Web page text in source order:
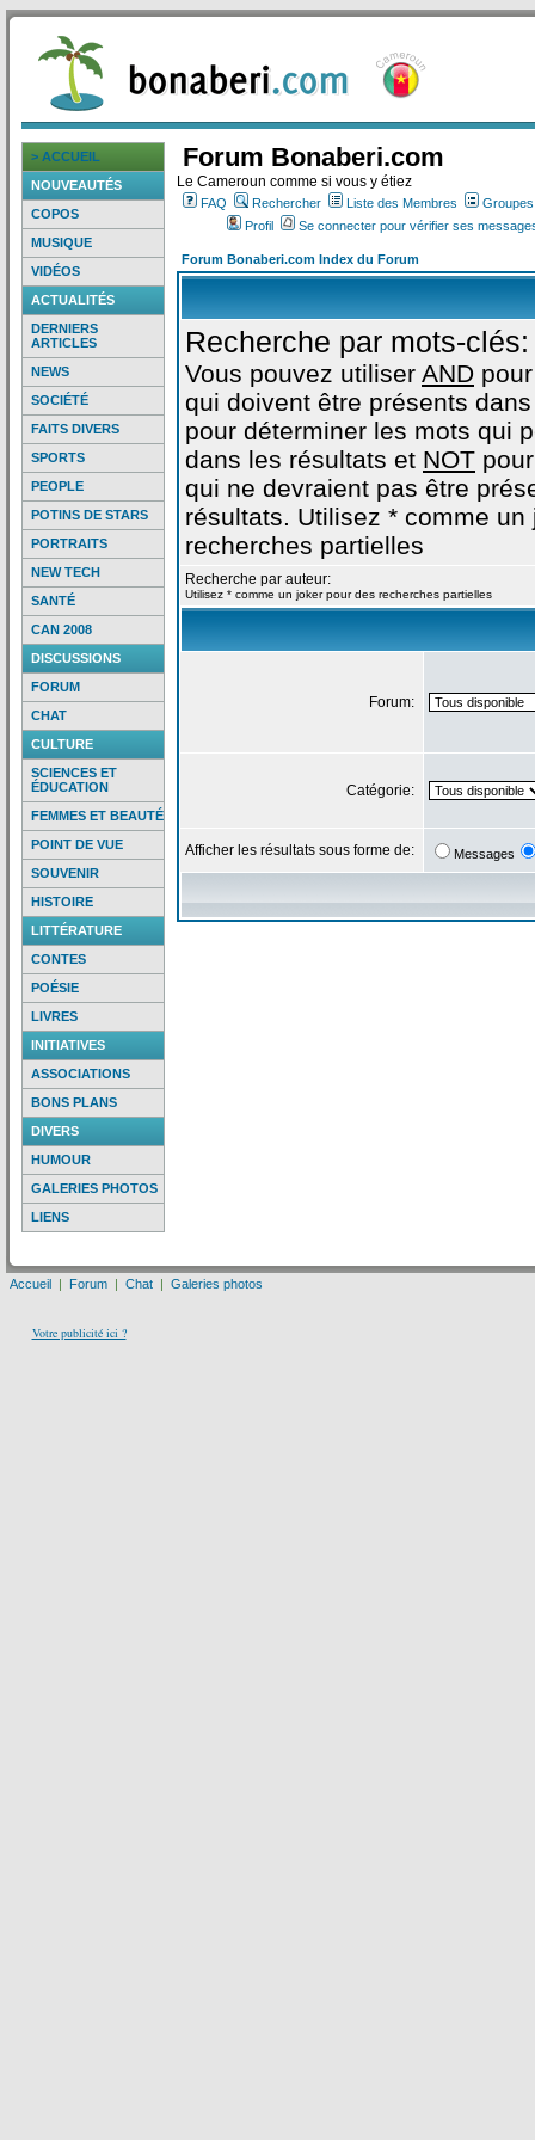
> ACCUEIL
NOUVEAUTÉS
COPOS
MUSIQUE
VIDÉOS
ACTUALITÉS
DERNIERS
ARTICLES
NEWS
SOCIÉTÉ
FAITS DIVERS
SPORTS
PEOPLE
POTINS DE STARS
PORTRAITS
NEW TECH
SANTÉ
CAN 2008
DISCUSSIONS
FORUM
CHAT
CULTURE
SCIENCES ET
ÉDUCATION
FEMMES ET BEAUTÉ
POINT DE VUE
SOUVENIR
HISTOIRE
LITTÉRATURE
CONTES
POÉSIE
LIVRES
INITIATIVES
ASSOCIATIONS
BONS PLANS
DIVERS
HUMOUR
GALERIES PHOTOS
LIENS
Forum Bonaberi.com
Le Cameroun comme si vous y étiez
FAQ Rechercher Liste des Membres
Profil
Se connecter pour vérifier ses
Forum Bonaberi.com Index du Forum
Recherche par mots-clés:
Vous pouvez utiliser AND
qui doivent être présents
pour déterminer les mots qui
dans les résultats et NOT
qui ne devraient pas être
résultats. Utilisez * comme un
recherches partielles
Recherche par auteur:
Utilisez * comme un joker pour des recherches partielles
Forum:
Catégorie:
Afficher les résultats sous forme de: Messages
Accueil | Forum | Chat | Galeries photos
Votre publicité ici ?